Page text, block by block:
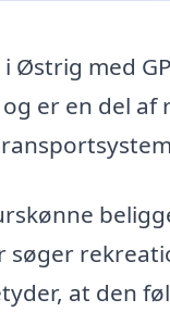
Østrig med
er en del
at den